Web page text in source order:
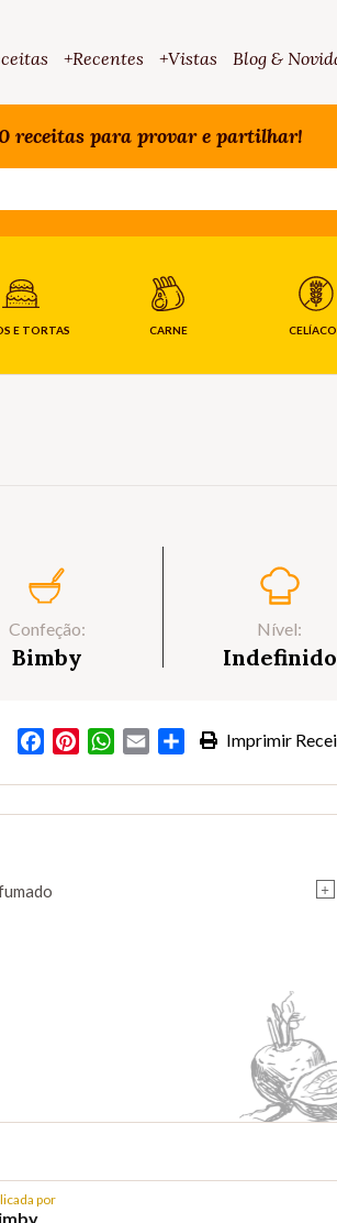
+Recentes +Vistas Blog &
receitas para provar e partilhar!
E TORTAS CARNE
Confeção:
Bimby
Nível:
Indefinido
Imprimir
FacebookPinterestWhatsApp
Email Partilhar
+
por